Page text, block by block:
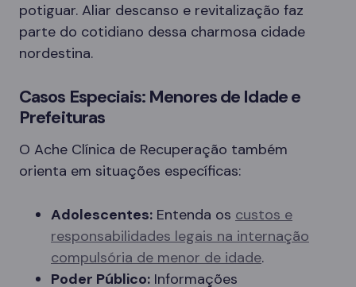
potiguar. Aliar descanso e revitalização faz
parte do cotidiano dessa charmosa cidade
nordestina.
Casos Especiais: Menores de Idade e
Prefeituras
O Ache Clínica de Recuperação também
orienta em situações específicas:
Adolescentes: Entenda os custos e
responsabilidades legais na internação
compulsória de menor de idade.
Poder Público: Informações